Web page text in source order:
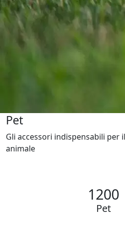
Pet
Gli accessori indispensabili per
animale
1200
Pet